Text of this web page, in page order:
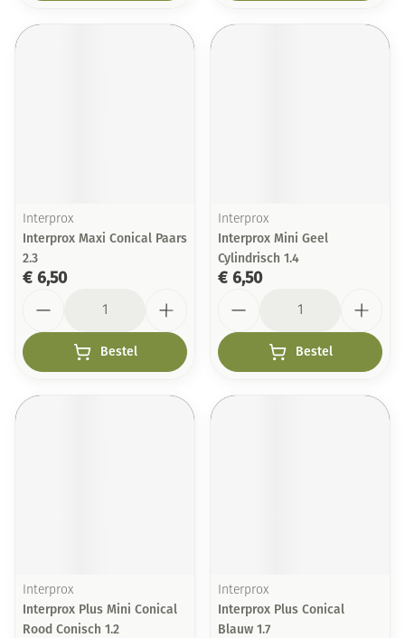
Interprox
Interprox Maxi Conical Paars
2.3
€ 6,50
Bestel
Interprox
Interprox Mini Geel
Cylindrisch 1.4
€ 6,50
Bestel
Interprox
Interprox Plus Mini Conical
Rood Conisch 1.2
Interprox
Interprox Plus Conical
Blauw 1.7